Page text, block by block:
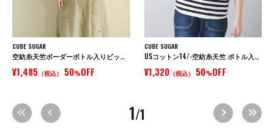
CUBE SUGAR
空紡糸天竺ボーダーボトル入りビッグTシャツ
¥1,485 （税込） 50%OFF
CUBE SUGAR
USコットン14/-空紡糸天竺 ボトル入りボーダーVネックTシャツ
¥1,320（税込） 50%OFF
1/1